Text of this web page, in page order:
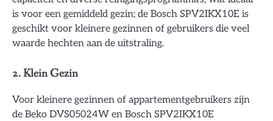
is voor een gemiddeld gezin; de Bosch SPV2IKX10E is
geschikt voor kleinere gezinnen of gebruikers die veel
waarde hechten aan de uitstraling.
2. Klein Gezin
Voor kleinere gezinnen of appartementgebruikers zijn
de Beko DVS05024W en Bosch SPV2IKX10E